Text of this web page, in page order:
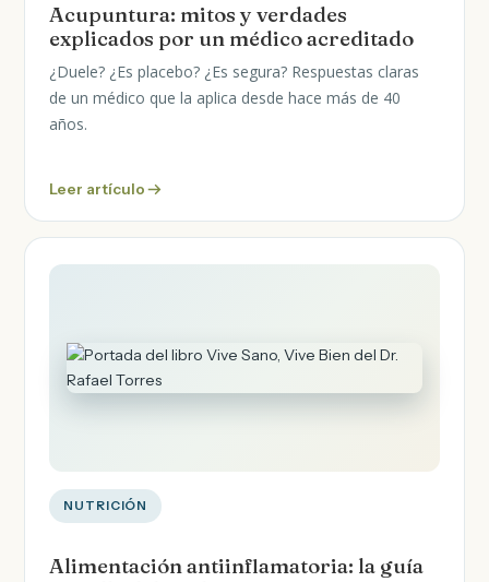
Acupuntura: mitos y verdades
explicados por un médico acreditado
¿Duele? ¿Es placebo? ¿Es segura? Respuestas claras
de un médico que la aplica desde hace más de 40
años.
Leer artículo
NUTRICIÓN
Alimentación antiinflamatoria: la guía